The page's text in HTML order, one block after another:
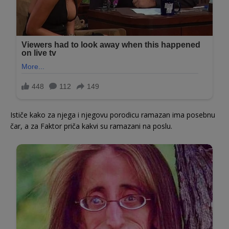
Ističe kako za njega i njegovu porodicu ramazan ima posebnu
čar, a za Faktor priča kakvi su ramazani na poslu.